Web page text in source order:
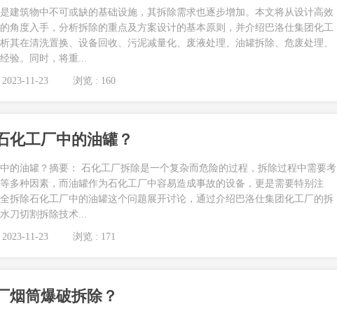
建筑物中不可或缺的基础设施，其拆除需求也逐步增加。本文将从设计高效
角度入手，分析拆除的重点及方案设计的基本原则，并介绍巴洛仕集团化工
其在清洗置换、设备回收、污泥减量化、废液处理、油罐拆除、危废处理、
验。同时，将重...
11-23 浏览 : 160
化工厂中的油罐？
的油罐？摘要： 石化工厂拆除是一个复杂而危险的过程，拆除过程中需要考
多种因素，而油罐作为石化工厂中容易造成事故的设备，更是需要特别注
拆除石化工厂中的油罐这个问题展开讨论，通过介绍巴洛仕集团化工厂的拆
刀切割拆除技术...
11-23 浏览 : 171
烟筒爆破拆除？